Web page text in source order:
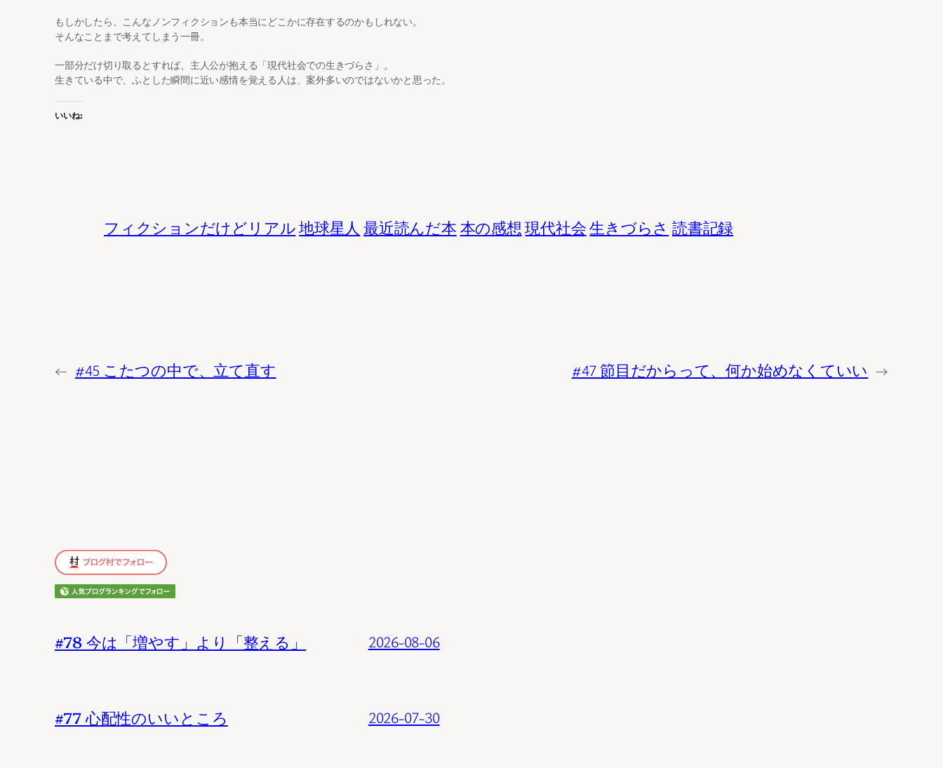
もしかしたら、こんなノンフィクションも本当にどこかに存在するのかもしれない。
そんなことまで考えてしまう一冊。
一部分だけ切り取るとすれば、主人公が抱える「現代社会での生きづらさ」。
生きている中で、ふとした瞬間に近い感情を覚える人は、案外多いのではないかと思った。
いいね:
フィクションだけどリアル地球星人 最近読んだ本 本の感想 現代社会生きづらさ 読書記録
← #45 こたつの中で、立て直す #47 節目だからって、何か始めなくていい →
#78 今は「増やす」より「整える」 2026-08-06
#77 心配性のいいところ 2026-07-30